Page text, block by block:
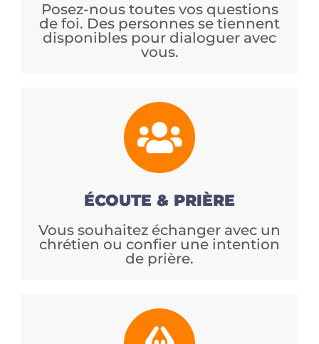
Posez-nous toutes vos questions
de foi. Des personnes se tiennent
disponibles pour dialoguer avec
vous.
ÉCOUTE & PRIÈRE
Vous souhaitez échanger avec un
chrétien ou confier une intention
de prière.